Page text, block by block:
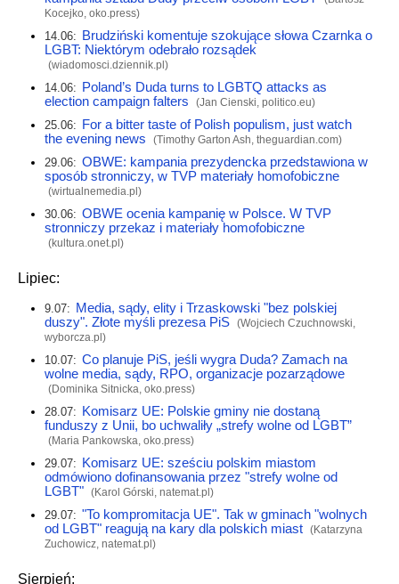
Kocejko, oko.press)
14.06: Brudziński komentuje szokujące słowa Czarnka o
LGBT: Niektórym odebrało rozsądek
(wiadomosci.dziennik.pl)
14.06: Poland’s Duda turns to LGBTQ attacks as
election campaign falters
(Jan Cienski, politico.eu)
25.06: For a bitter taste of Polish populism, just watch
the evening news
(Timothy Garton Ash, theguardian.com)
29.06: OBWE: kampania prezydencka przedstawiona w
sposób stronniczy, w TVP materiały homofobiczne
(wirtualnemedia.pl)
30.06: OBWE ocenia kampanię w Polsce. W TVP
stronniczy przekaz i materiały homofobiczne
(kultura.onet.pl)
Lipiec:
9.07: Media, sądy, elity i Trzaskowski "bez polskiej
duszy". Złote myśli prezesa PiS (Wojciech Czuchnowski,
wyborcza.pl)
10.07: Co planuje PiS, jeśli wygra Duda? Zamach na
wolne media, sądy, RPO, organizacje pozarządowe
(Dominika Sitnicka, oko.press)
28.07: Komisarz UE: Polskie gminy nie dostaną
funduszy z Unii, bo uchwaliły „strefy wolne od LGBT”
(Maria Pankowska, oko.press)
29.07: Komisarz UE: sześciu polskim miastom
odmówiono dofinansowania przez "strefy wolne od
LGBT" (Karol Górski, natemat.pl)
29.07: "To kompromitacja UE". Tak w gminach "wolnych
od LGBT" reagują na kary dla polskich miast (Katarzyna
Zuchowicz, natemat.pl)
Sierpień: